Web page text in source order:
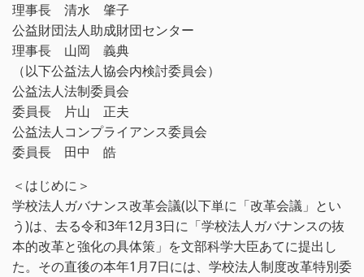
理事長 清水 肇子
公益財団法人助成財団センター
理事長 山岡 義典
（以下公益法人協会内検討委員会）
公益法人法制委員会
委員長 片山 正夫
公益法人コンプライアンス委員会
委員長 田中 皓
＜はじめに＞
学校法人ガバナンス改革会議(以下単に「改革会議」とい
う)は、去る令和3年12月3日に「学校法人ガバナンスの抜
本的改革と強化の具体策」を文部科学大臣あてに提出し
た。その直後の本年1月7日には、学校法人制度改革特別委